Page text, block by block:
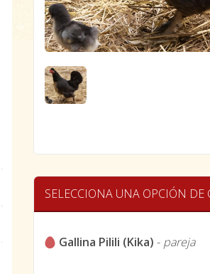
SELECCIONA UNA OPCIÓN DE
Gallina Pilili (Kika) - pareja